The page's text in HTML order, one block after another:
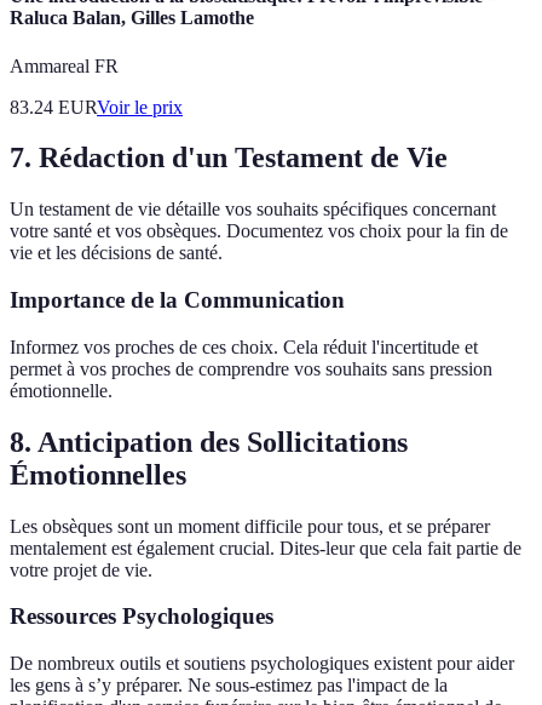
Raluca Balan, Gilles Lamothe
Ammareal FR
83.24 EURVoir le prix
7. Rédaction d'un Testament de Vie
Un testament de vie détaille vos souhaits spécifiques concernant
votre santé et vos obsèques. Documentez vos choix pour la fin de
vie et les décisions de santé.
Importance de la Communication
Informez vos proches de ces choix. Cela réduit l'incertitude et
permet à vos proches de comprendre vos souhaits sans pression
émotionnelle.
8. Anticipation des Sollicitations
Émotionnelles
Les obsèques sont un moment difficile pour tous, et se préparer
mentalement est également crucial. Dites-leur que cela fait partie de
votre projet de vie.
Ressources Psychologiques
De nombreux outils et soutiens psychologiques existent pour aider
les gens à s’y préparer. Ne sous-estimez pas l'impact de la